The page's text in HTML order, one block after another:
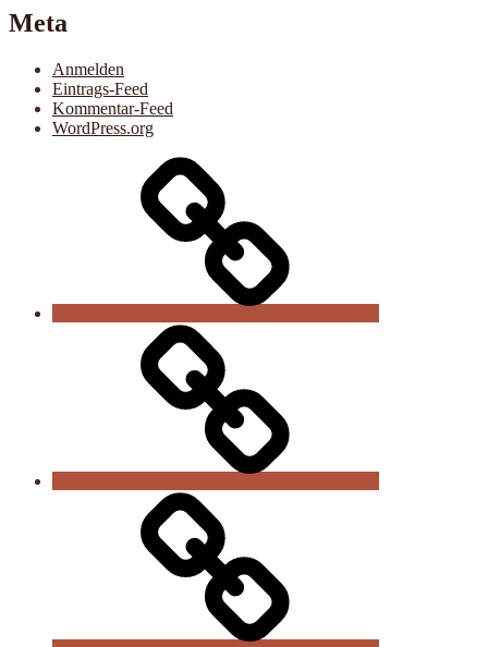
Meta
Anmelden
Eintrags-Feed
Kommentar-Feed
WordPress.org